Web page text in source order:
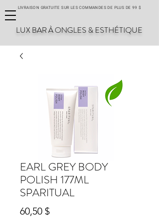
LIVRAISON GRATUITE SUR LES COMMANDES DE PLUS DE 99 $
LUX BAR À ONGLES & ESTHÉTIQUE
EARL GREY BODY
POLISH 177ML
SPARITUAL
60,50 $Prix